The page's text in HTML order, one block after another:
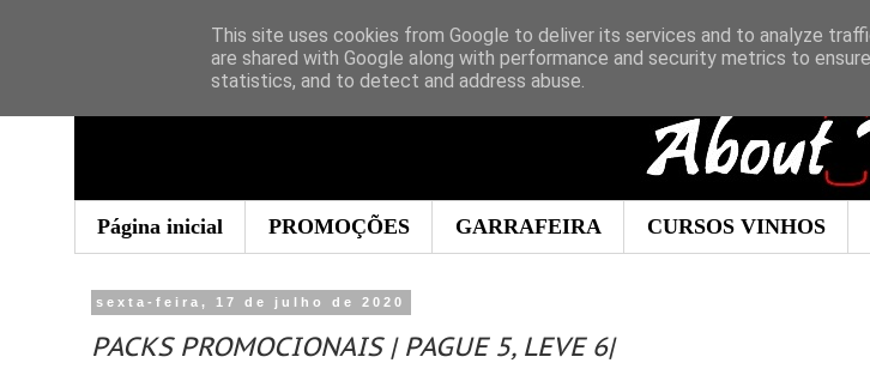
Página inicial PROMOÇÕES GARRAFEIRA CURSOS VINHOS
sexta-feira, 17 de julho de 2020
PACKS PROMOCIONAIS | PAGUE 5, LEVE 6|
This site uses cookies from Google to deliver its services and to analyze
are shared with Google along with performance and security metrics to
statistics, and to detect and address abuse.